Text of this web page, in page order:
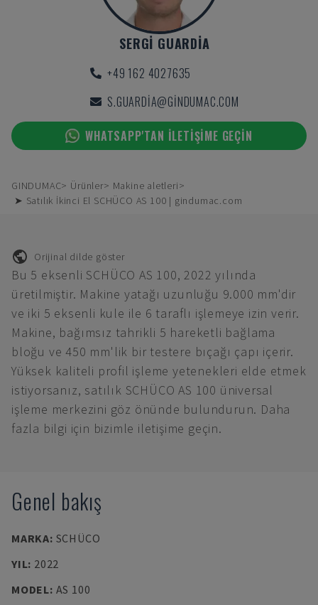
SERGI GUARDIA
+49 162 4027635
S.GUARDIA@GINDUMAC.COM
WHATSAPP'TAN ILETIŞIME GEÇIN
GINDUMAC Ürünler
Makine aletleri
➤ Satılık İkinci El SCHÜCO AS 100 | gindumac.com
Orijinal dilde göster
Bu 5 eksenli SCHÜCO AS 100, 2022 yılında
üretilmiştir. Makine yatağı uzunluğu 9.000 mm'dir
ve iki 5 eksenli kule ile 6 taraflı işlemeye izin verir.
Makine, bağımsız tahrikli 5 hareketli bağlama
bloğu ve 450 mm'lik bir testere bıçağı çapı içerir.
Yüksek kaliteli profil işleme yetenekleri elde etmek
istiyorsanız, satılık SCHÜCO AS 100 üniversal
işleme merkezini göz önünde bulundurun. Daha
fazla bilgi için bizimle iletişime geçin.
Genel bakış
MARKA: SCHÜCO
YIL: 2022
MODEL: AS 100